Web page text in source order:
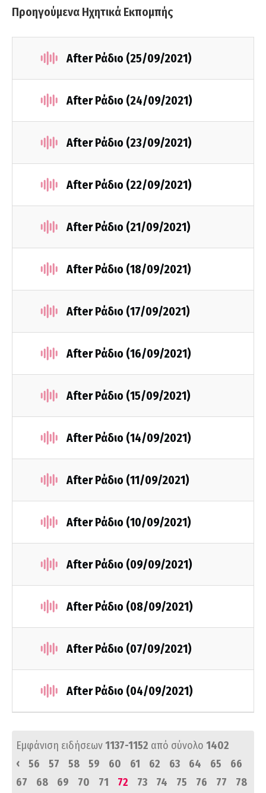
Προηγούμενα Ηχητικά Εκπομπής
After Ράδιο (25/09/2021)
After Ράδιο (24/09/2021)
After Ράδιο (23/09/2021)
After Ράδιο (22/09/2021)
After Ράδιο (21/09/2021)
After Ράδιο (18/09/2021)
After Ράδιο (17/09/2021)
After Ράδιο (16/09/2021)
After Ράδιο (15/09/2021)
After Ράδιο (14/09/2021)
After Ράδιο (11/09/2021)
After Ράδιο (10/09/2021)
After Ράδιο (09/09/2021)
After Ράδιο (08/09/2021)
After Ράδιο (07/09/2021)
After Ράδιο (04/09/2021)
Εμφάνιση ειδήσεων1137-1152 από σύνολο 1402
‹
56 57 58 59 60 61 62 63 64 65
66
67
68 69 70 71 72 73 74 75 76 77
78